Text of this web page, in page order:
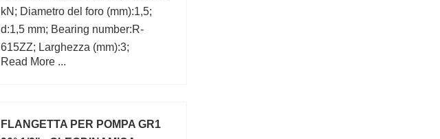
kN; Diametro del foro (mm):1,5;
d:1,5 mm; Bearing number:R-
615ZZ; Larghezza (mm):3;
Read More ...
FLANGETTA PER POMPA GR1